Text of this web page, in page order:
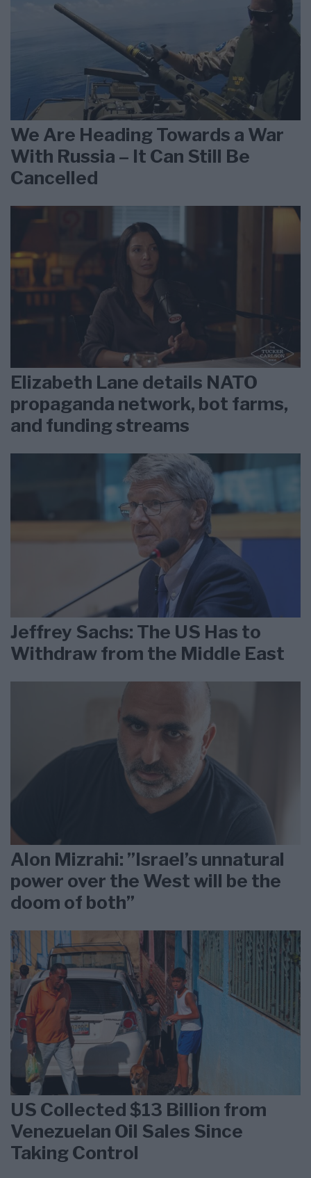
We Are Heading Towards a War
With Russia – It Can Still Be
Cancelled
Elizabeth Lane details NATO
propaganda network, bot farms,
and funding streams
Jeffrey Sachs: The US Has to
Withdraw from the Middle East
Alon Mizrahi: ”Israel’s unnatural
power over the West will be the
doom of both”
US Collected $13 Billion from
Venezuelan Oil Sales Since
Taking Control